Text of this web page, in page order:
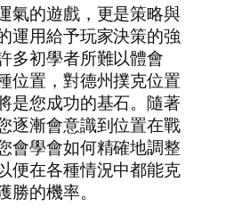
氣的遊戲，更是策略與
運用給予玩家決策的強
多初學者所難以體會
位置，對德州撲克位置
是您成功的基石。隨著
逐漸會意識到位置在戰
會學會如何精確地調整
便在各種情況中都能克
勝的機率。